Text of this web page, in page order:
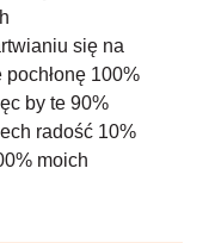
się na
pochłonę 100%
by te 90%
radość 10%
moich